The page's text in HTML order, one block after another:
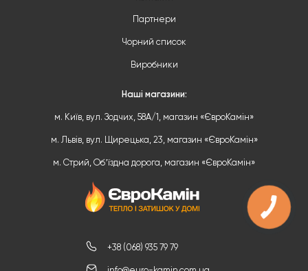
+38 (068) 935 79 79
Партнери
Чорний список
Виробники
Наші магазини:
м. Київ, вул. Зодчих, 58А/1, магазин «ЄвроКамін»
м. Львів, вул. Щирецька, 23, магазин «ЄвроКамін»
м. Стрий, Обʼїздна дорога, магазин «ЄвроКамін»